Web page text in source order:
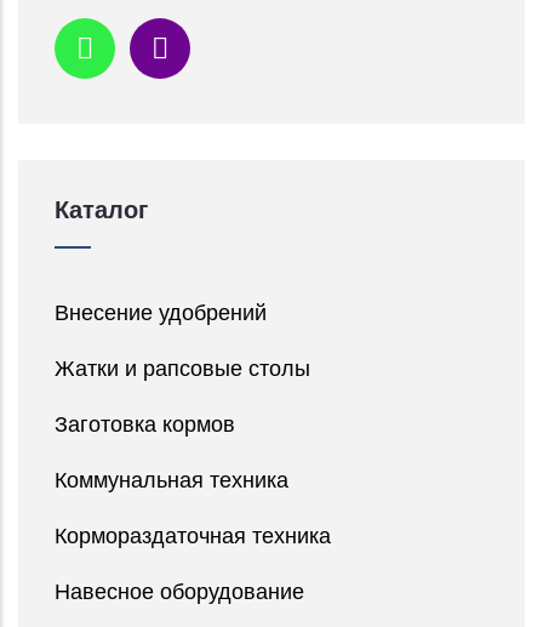
Каталог
Внесение удобрений
Жатки и рапсовые столы
Заготовка кормов
Коммунальная техника
Кормораздаточная техника
Навесное оборудование